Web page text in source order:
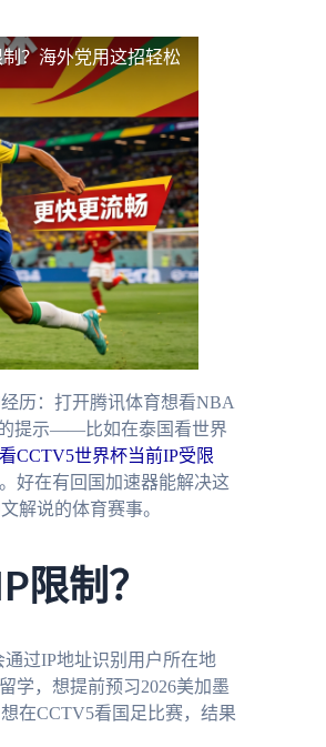
？海外党用这招轻松
历：打开腾讯体育想看NBA
的提示——比如在泰国看世界
CCTV5世界杯当前IP受限
好在有回国加速器能解决这
解说的体育赛事。
限制？
过IP地址识别用户所在地
学，想提前预习2026美加墨
在CCTV5看国足比赛，结果